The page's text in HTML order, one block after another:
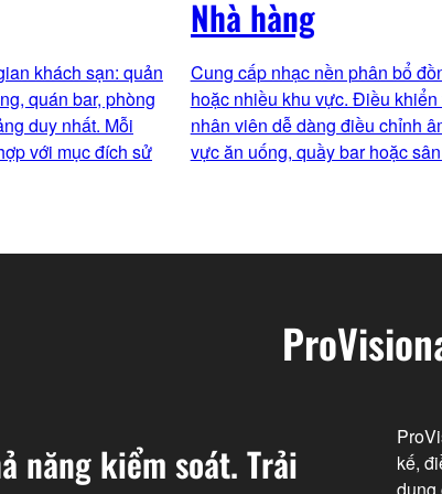
khách sạn: quản
quán bar, phòng
duy nhất. Mỗi
với mục đích sử
Nhà hàng
Cung cấp nhạc nền phân bổ
hoặc nhiều khu vực. Điều
nhân viên dễ dàng điều chỉnh
vực ăn uống, quầy bar hoặc
năng kiểm soát. Trải
kế,